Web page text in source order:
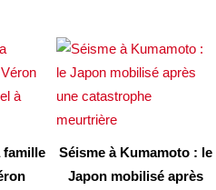
famille
Séisme à Kumamoto : le
Japon mobilisé après